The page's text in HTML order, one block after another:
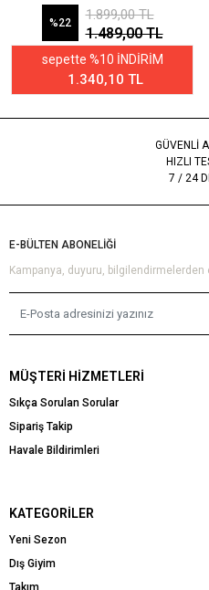
%22
1.899,00 TL
1.489,00 TL
sepette %10 İNDİRİM
1.340,10 TL
GÜVENLİ
HIZLI
7 / 24
E-BÜLTEN ABONELİĞİ
Kampanya, duyuru,
MÜŞTERI HIZMETLERI
Sıkça Sorulan Sorular
Sipariş Takip
Havale Bildirimleri
KATEGORILER
Yeni Sezon
Dış Giyim
Takım